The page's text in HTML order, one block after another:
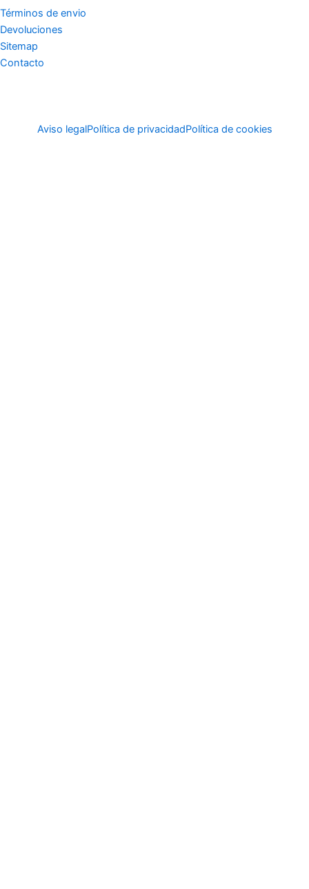
Términos de envio
Devoluciones
Sitemap
Contacto
Aviso legalPolítica de privacidadPolítica de cookies